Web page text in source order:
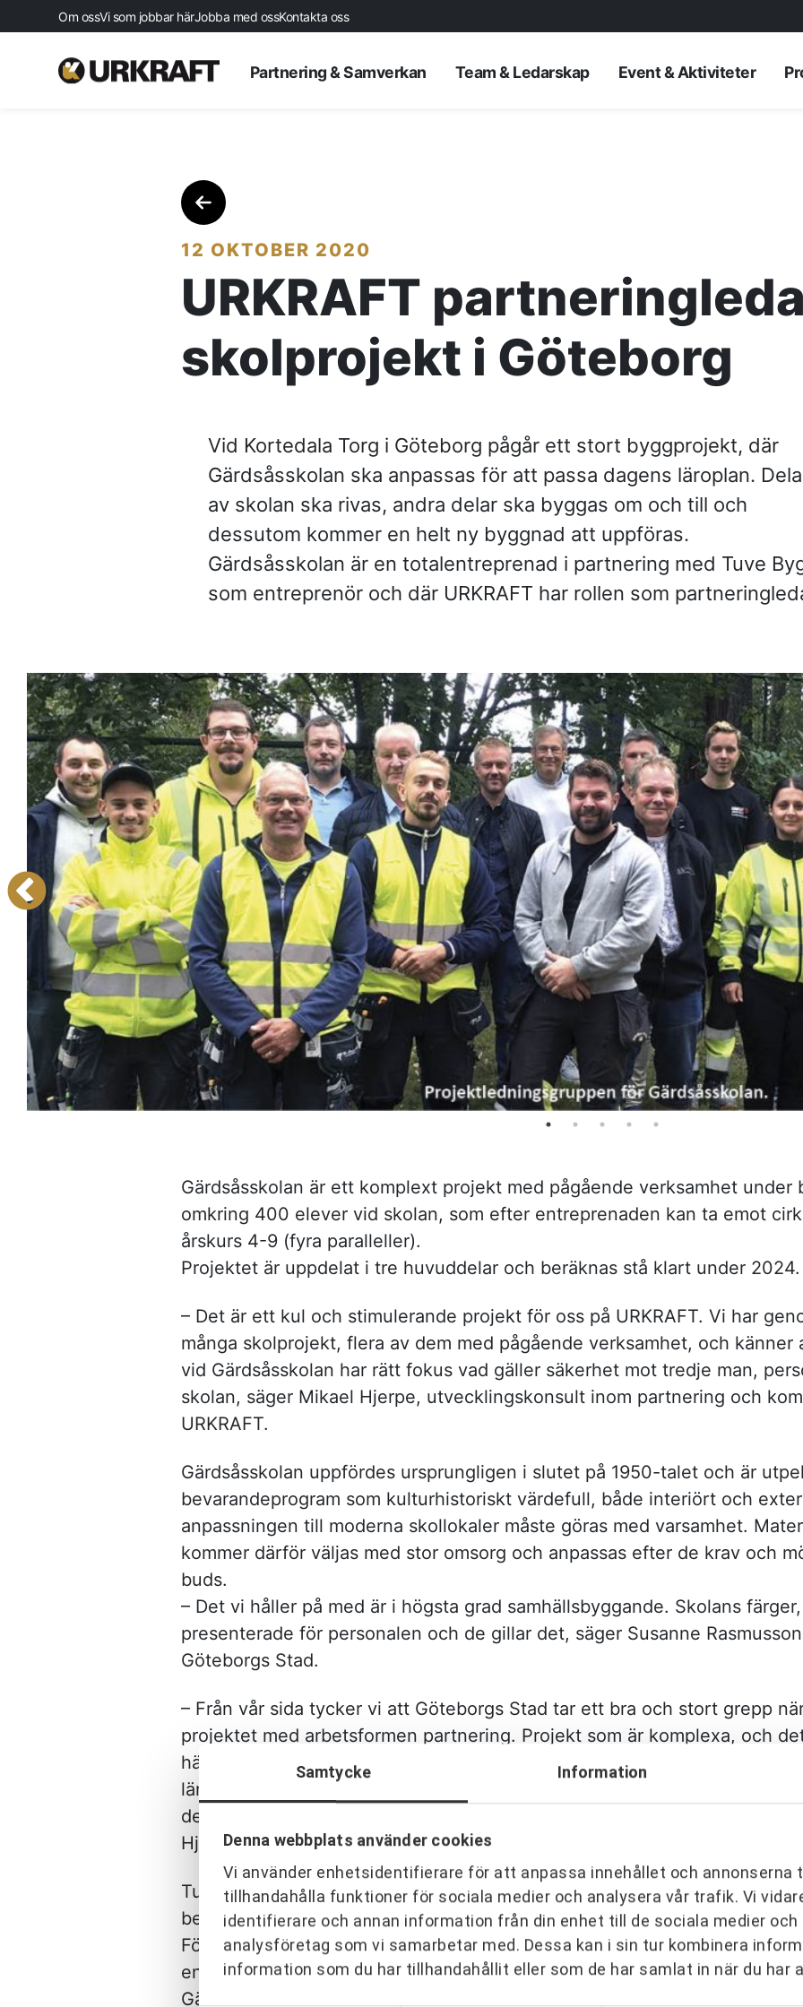
Samtycke Information
Denna webbplats använder cookies
Vi använder enhetsidentifierare för att anpassa innehållet och annonserna
tillhandahålla funktioner för sociala medier och analysera vår trafik. Vi
identifierare och annan information från din enhet till de sociala medier och
analysföretag som vi samarbetar med. Dessa kan i sin tur kombinera
information som du har tillhandahållit eller som de har samlat in när du har
Om ossVi som jobbar härJobba med ossKontakta oss
Startsida
Aktuellt
Frågor och svar
Referenser
Våra kunder
AKTUELLT
— Inre hamnen
framtidens
komplexa?
— Partnering i
i produktion
KONTAKT
Drottninggatan 6
541 31 Skövde
Partnering & Samverkan Team & Ledarskap Event & Aktiviteter
12 OKTOBER 2020
URKRAFT
skolprojekt i Göteborg
Vid Kortedala Torg i Göteborg pågår ett stort byggprojekt, där
Gärdsåsskolan ska anpassas för att passa dagens läroplan.
av skolan ska rivas, andra delar ska byggas om och till och
dessutom kommer en helt ny byggnad att uppföras.
Gärdsåsskolan är en totalentreprenad i partnering med Tuve
som entreprenör och där URKRAFT har rollen som
Gärdsåsskolan är ett komplext projekt med pågående verksamhet under
omkring 400 elever vid skolan, som efter entreprenaden kan ta emot
årskurs 4-9 (fyra paralleller).
Projektet är uppdelat i tre huvuddelar och beräknas stå klart under 2024.
– Det är ett kul och stimulerande projekt för oss på URKRAFT. Vi har
många skolprojekt, flera av dem med pågående verksamhet, och
vid Gärdsåsskolan har rätt fokus vad gäller säkerhet mot tredje man,
skolan, säger Mikael Hjerpe, utvecklingskonsult inom partnering och
URKRAFT.
Gärdsåsskolan uppfördes ursprungligen i slutet på 1950-talet och är
bevarandeprogram som kulturhistoriskt värdefull, både interiört och
anpassningen till moderna skollokaler måste göras med varsamhet.
kommer därför väljas med stor omsorg och anpassas efter de krav och
buds.
– Det vi håller på med är i högsta grad samhällsbyggande. Skolans
presenterade för personalen och de gillar det, säger Susanne
Göteborgs Stad.
– Från vår sida tycker vi att Göteborgs Stad tar ett bra och stort grepp
projektet med arbetsformen partnering. Projekt som är komplexa, och
här omfattningen och där det behöver visas stor hänsyn till bland annat
lämpliga att genomföra i partnering. Dessutom är vår känsla att
den här arbetsformen, för nu använder de sig av partnering i mer än 30
Hjerpe på URKRAFT.
Tuve Bygg AB, som sedan tidigare har erfarenhet av skolrenoveringar
bevarande, är upphandlad som totalentreprenör.
För att få en bild av entreprenörens tankar om ett långt projekt bad vi
entreprenadingenjör hos Tuve Bygg, berätta om upplevelsen att vara
Gärdsåsskolan. Här är hennes tankegångar om den period som varit: